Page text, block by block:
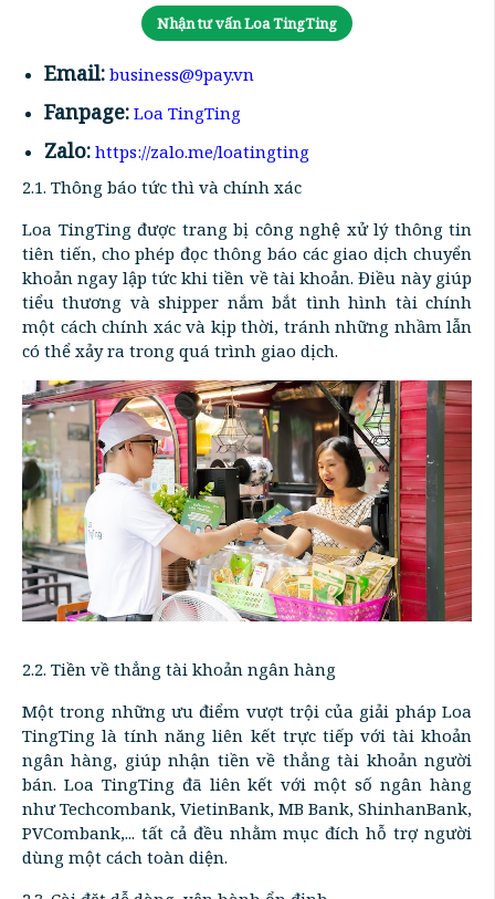
Nhận tư vấn Loa TingTing
Email: business@9pay.vn
Fanpage: Loa TingTing
Zalo: https://zalo.me/loatingting
2.1. Thông báo tức thì và chính xác
Loa TingTing được trang bị công nghệ xử lý thông tin
tiên tiến, cho phép đọc thông báo các giao dịch chuyển
khoản ngay lập tức khi tiền về tài khoản. Điều này giúp
tiểu thương và shipper nắm bắt tình hình tài chính
một cách chính xác và kịp thời, tránh những nhầm lẫn
có thể xảy ra trong quá trình giao dịch.
2.2. Tiền về thẳng tài khoản ngân hàng
Một trong những ưu điểm vượt trội của giải pháp Loa
TingTing là tính năng liên kết trực tiếp với tài khoản
ngân hàng, giúp nhận tiền về thẳng tài khoản người
bán. Loa TingTing đã liên kết với một số ngân hàng
như Techcombank, VietinBank, MB Bank, ShinhanBank,
PVCombank,... tất cả đều nhằm mục đích hỗ trợ người
dùng một cách toàn diện.